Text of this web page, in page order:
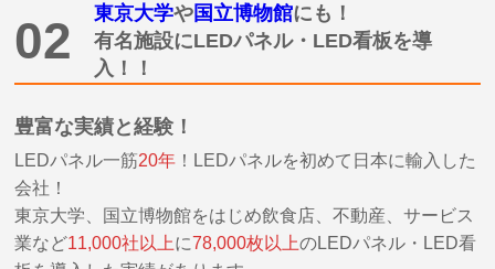
02 東京大学や国立博物館にも！
有名施設にLEDパネル・LED看板を導
入！
！
豊富な実績と経験！
LEDパネル一筋20年 ！LEDパネルを初めて日本に輸入した
会社！
東京大学、国立博物館をはじめ飲食店、不動産、サービス
業など11,000社以上に78,000枚以上のLEDパネル・LED看